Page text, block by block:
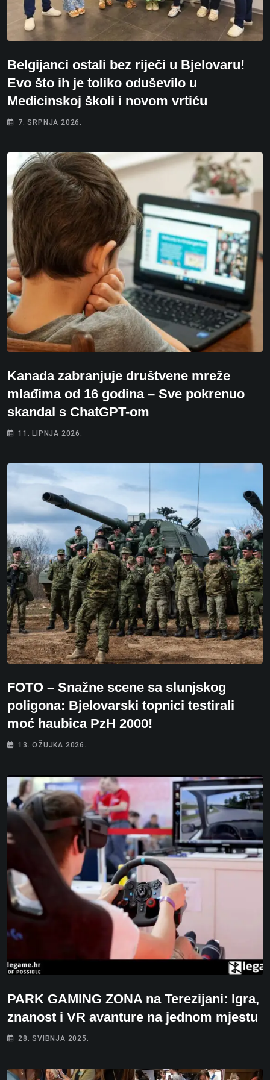
Belgijanci ostali bez riječi u Bjelovaru!
Evo što ih je toliko oduševilo u
Medicinskoj školi i novom vrtiću
7. SRPNJA 2026.
Kanada zabranjuje društvene mreže
mlađima od 16 godina – Sve pokrenuo
skandal s ChatGPT-om
11. LIPNJA 2026.
FOTO – Snažne scene sa slunjskog
poligona: Bjelovarski topnici testirali
moć haubica PzH 2000!
13. OŽUJKA 2026.
PARK GAMING ZONA na Terezijani: Igra,
znanost i VR avanture na jednom mjestu
28. SVIBNJA 2025.